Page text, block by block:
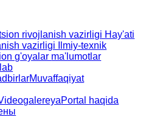
rivojlanishvazirligi Hay'ati
vazirligi Ilmiy-texnik
g'oyalar ma'lumotlar
Muvaffaqiyat
Portal haqida